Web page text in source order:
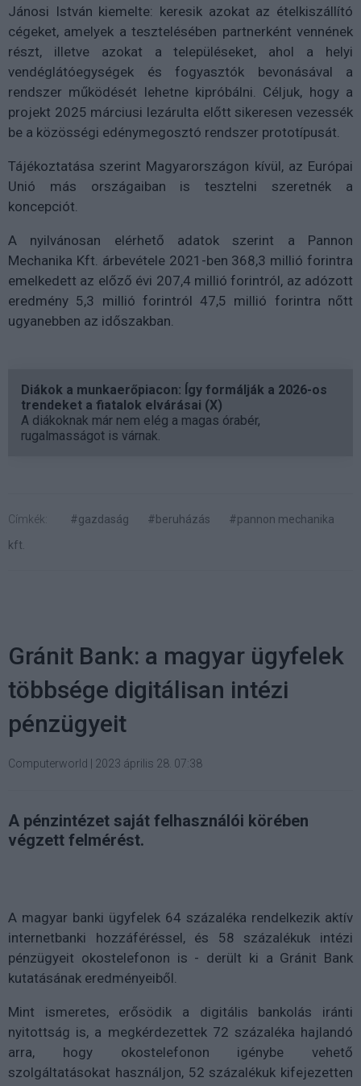
Jánosi István kiemelte: keresik azokat az ételkiszállító
cégeket, amelyek a tesztelésében partnerként vennének
részt, illetve azokat a településeket, ahol a helyi
vendéglátóegységek és fogyasztók bevonásával a
rendszer működését lehetne kipróbálni. Céljuk, hogy a
projekt 2025 márciusi lezárulta előtt sikeresen vezessék
be a közösségi edénymegosztó rendszer prototípusát.
Tájékoztatása szerint Magyarországon kívül, az Európai
Unió más országaiban is tesztelni szeretnék a
koncepciót.
A nyilvánosan elérhető adatok szerint a Pannon
Mechanika Kft. árbevétele 2021-ben 368,3 millió forintra
emelkedett az előző évi 207,4 millió forintról, az adózott
eredmény 5,3 millió forintról 47,5 millió forintra nőtt
ugyanebben az időszakban.
Diákok a munkaerőpiacon: Így formálják a 2026-os
trendeket a fiatalok elvárásai (X)
A diákoknak már nem elég a magas órabér,
rugalmasságot is várnak.
Címkék: #gazdaság #beruházás
#pannon mechanika
kft.
Gránit Bank: a magyar ügyfelek
többsége digitálisan intézi
pénzügyeit
Computerworld 2023 április 28. 07:38
A pénzintézet saját felhasználói körében
végzett felmérést.
A magyar banki ügyfelek 64 százaléka rendelkezik aktív
internetbanki hozzáféréssel, és 58 százalékuk intézi
pénzügyeit okostelefonon is - derült ki a Gránit Bank
kutatásának eredményeiből.
Mint ismeretes, erősödik a digitális bankolás iránti
nyitottság is, a megkérdezettek 72 százaléka hajlandó
arra, hogy okostelefonon igénybe vehető
szolgáltatásokat használjon, 52 százalékuk kifejezetten